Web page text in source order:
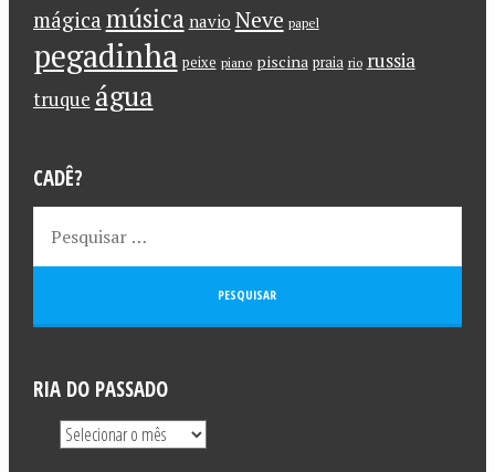
mágica música navio Neve papel
pegadinha peixe piano piscina praia rio russia
truque água
CADÊ?
RIA DO PASSADO